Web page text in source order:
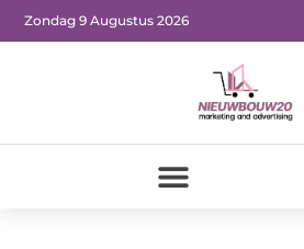
Zondag 9 Augustus 2026